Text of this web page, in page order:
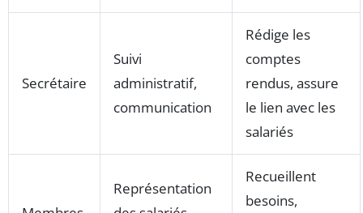
Secrétaire
Suivi
administratif,
communication
Rédige les
comptes
rendus, assure
le lien avec les
salariés
Représentation
Recueillent
besoins,